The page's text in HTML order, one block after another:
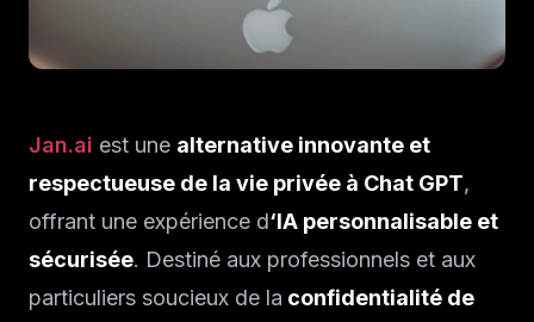
Jan.ai est une alternative innovante et
respectueuse de la vie privée à Chat GPT,
offrant une expérience d‘IA personnalisable et
sécurisée. Destiné aux professionnels et aux
particuliers soucieux de la confidentialité de